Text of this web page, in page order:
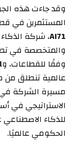
وقد جاءت هذه
المستثمرين في
AI71، شركة
والمتخصصة في
وفقًا للقطاعات، و
عالمية تنطلق من
مسيرة الشركة في
الاستراتيجي في
للذكاء
الحكومي عالميًا.